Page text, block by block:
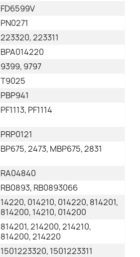
FD6599V
PN0271
223320, 223311
BPA014220
9399, 9797
T9025
PBP941
PF1113, PF1114
PRP0121
BP675, 2473, MBP675, 2831
RA04840
RB0893, RB0893066
14220, 014210, 014220, 814201,
814200, 14210, 014200
814201, 214200, 214210,
814200, 214220
1501223320, 1501223311